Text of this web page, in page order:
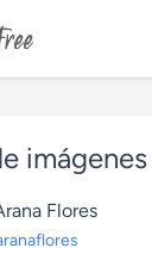
Flores